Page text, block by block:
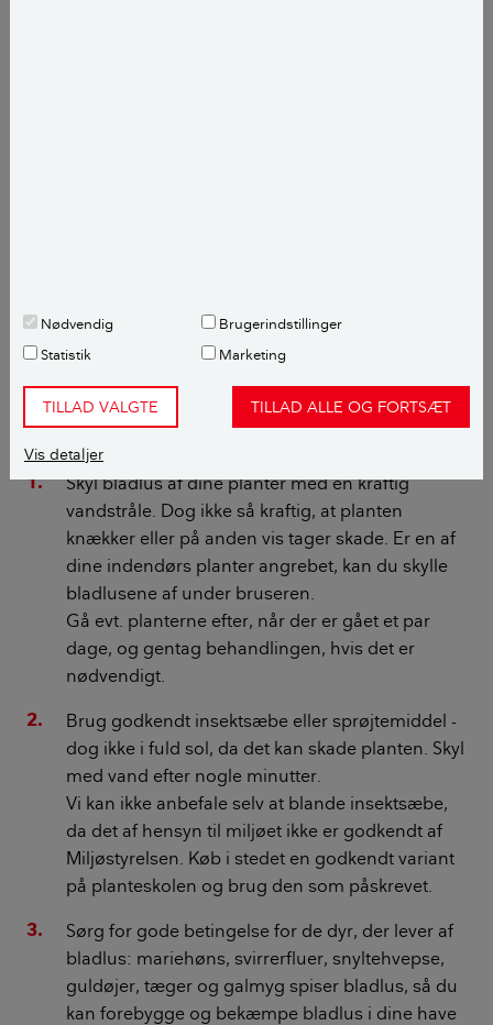
Nødvendig
Brugerindstillinger
Statistik
Marketing
TILLAD VALGTE TILLAD ALLE OG FORTSÆT
Vis detaljer
Hvordan bekæmper du bladlus?
Du kan tackle angreb af bladlus på tre måder:
Skyl bladlus af dine planter med en kraftig
vandstråle. Dog ikke så kraftig, at planten
knækker eller på anden vis tager skade. Er en af
dine indendørs planter angrebet, kan du skylle
bladlusene af under bruseren.
Gå evt. planterne efter, når der er gået et par
dage, og gentag behandlingen, hvis det er
nødvendigt.
Brug godkendt insektsæbe eller sprøjtemiddel -
dog ikke i fuld sol, da det kan skade planten. Skyl
med vand efter nogle minutter.
Vi kan ikke anbefale selv at blande insektsæbe,
da det af hensyn til miljøet ikke er godkendt af
Miljøstyrelsen. Køb i stedet en godkendt variant
på planteskolen og brug den som påskrevet.
Sørg for gode betingelse for de dyr, der lever af
bladlus: mariehøns, svirrerfluer, snyltehvepse,
guldøjer, tæger og galmyg spiser bladlus, så du
kan forebygge og bekæmpe bladlus i dine have